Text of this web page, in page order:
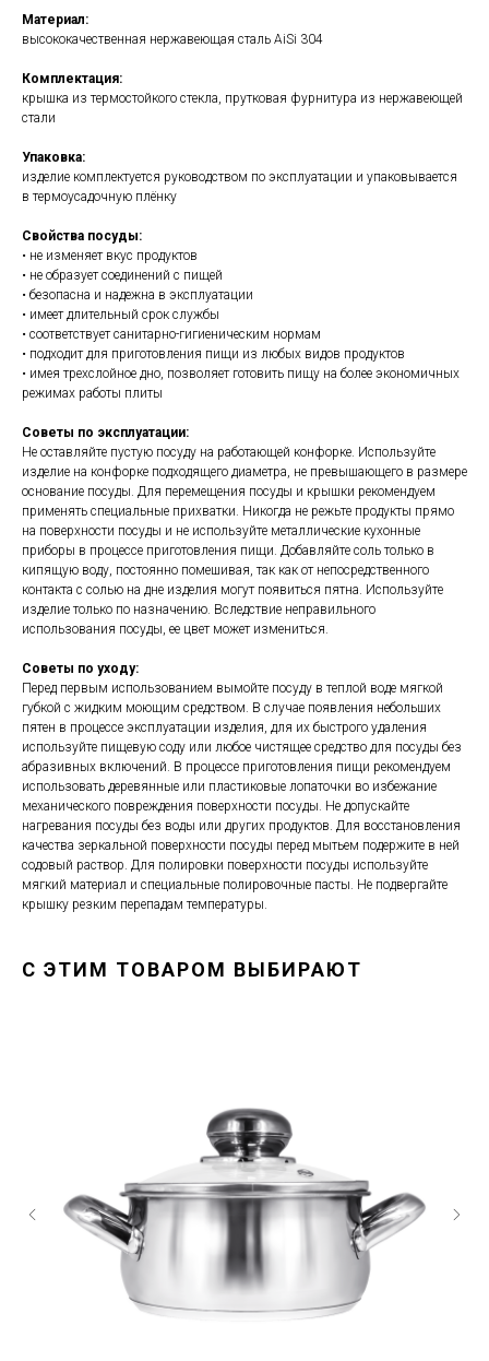
Материал:
высококачественная нержавеющая сталь AiSi 304
Комплектация:
крышка из термостойкого стекла, прутковая фурнитура из нержавеющей
стали
Упаковка:
изделие комплектуется руководством по эксплуатации и упаковывается
в термоусадочную плёнку
Свойства посуды:
• не изменяет вкус продуктов
• не образует соединений с пищей
• безопасна и надежна в эксплуатации
• имеет длительный срок службы
• соответствует санитарно-гигиеническим нормам
• подходит для приготовления пищи из любых видов продуктов
• имея трехслойное дно, позволяет готовить пищу на более экономичных
режимах работы плиты
Советы по эксплуатации:
Не оставляйте пустую посуду на работающей конфорке. Используйте
изделие на конфорке подходящего диаметра, не превышающего в размере
основание посуды. Для перемещения посуды и крышки рекомендуем
применять специальные прихватки. Никогда не режьте продукты прямо
на поверхности посуды и не используйте металлические кухонные
приборы в процессе приготовления пищи. Добавляйте соль только в
кипящую воду, постоянно помешивая, так как от непосредственного
контакта с солью на дне изделия могут появиться пятна. Используйте
изделие только по назначению. Вследствие неправильного
использования посуды, ее цвет может измениться.
Советы по уходу:
Перед первым использованием вымойте посуду в теплой воде мягкой
губкой c жидким моющим средством. В случае появления небольших
пятен в процессе эксплуатации изделия, для их быстрого удаления
используйте пищевую соду или любое чистящее средство для посуды без
абразивных включений. В процессе приготовления пищи рекомендуем
использовать деревянные или пластиковые лопаточки во избежание
механического повреждения поверхности посуды. Не допускайте
нагревания посуды без воды или других продуктов. Для восстановления
качества зеркальной поверхности посуды перед мытьем подержите в ней
содовый раствор. Для полировки поверхности посуды используйте
мягкий материал и специальные полировочные пасты. Не подвергайте
крышку резким перепадам температуры.
С ЭТИМ ТОВАРОМ ВЫБИРАЮТ